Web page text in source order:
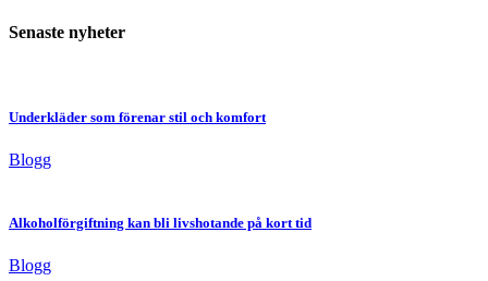
Senaste nyheter
Underkläder som förenar stil och komfort
Blogg
Alkoholförgiftning kan bli livshotande på kort tid
Blogg